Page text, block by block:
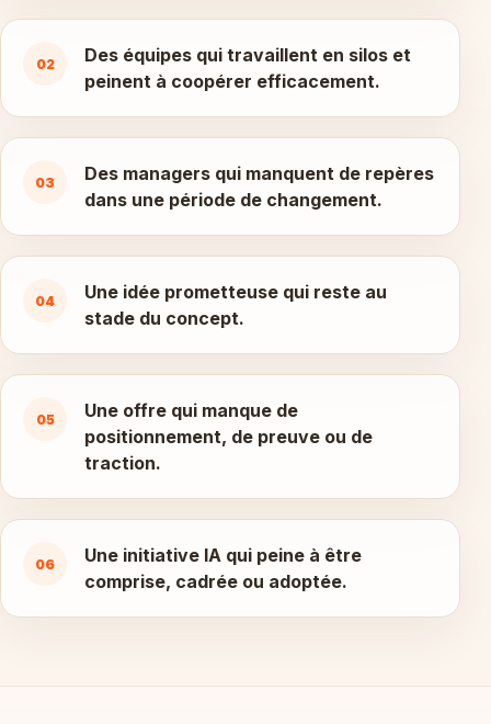
02
Des équipes qui travaillent en silos et
peinent à coopérer efficacement.
03
Des managers qui manquent de repères
dans une période de changement.
04
Une idée prometteuse qui reste au
stade du concept.
05
Une offre qui manque de
positionnement, de preuve ou de
traction.
06
Une initiative IA qui peine à être
comprise, cadrée ou adoptée.